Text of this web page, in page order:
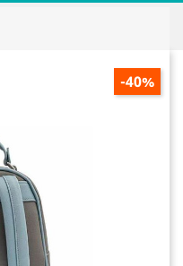
-40%